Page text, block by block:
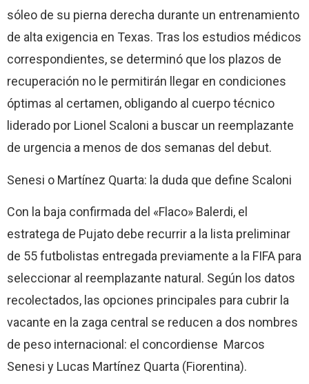
sóleo de su pierna derecha durante un entrenamiento
de alta exigencia en Texas. Tras los estudios médicos
correspondientes, se determinó que los plazos de
recuperación no le permitirán llegar en condiciones
óptimas al certamen, obligando al cuerpo técnico
liderado por Lionel Scaloni a buscar un reemplazante
de urgencia a menos de dos semanas del debut.
Senesi o Martínez Quarta: la duda que define Scaloni
Con la baja confirmada del «Flaco» Balerdi, el
estratega de Pujato debe recurrir a la lista preliminar
de 55 futbolistas entregada previamente a la FIFA para
seleccionar al reemplazante natural. Según los datos
recolectados, las opciones principales para cubrir la
vacante en la zaga central se reducen a dos nombres
de peso internacional: el concordiense Marcos
Senesi y Lucas Martínez Quarta (Fiorentina).